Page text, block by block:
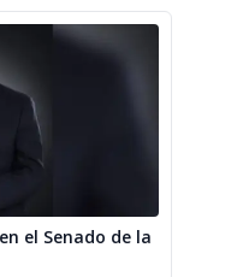
el Senado de la